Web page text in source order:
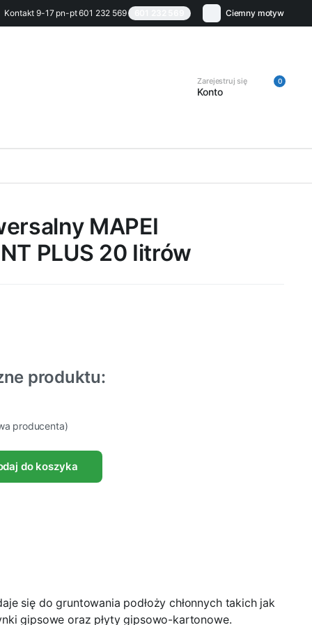
Kontakt 9-17 pn-pt 601 232 569 Ciemny motyw
Zarejestruj się
Konto
0
MAPEI
PLUS 20 Iitrów
produktu:
producenta)
do koszyka
się do gruntowania podłoży chłonnych takich jak
gipsowe oraz płyty gipsowo-kartonowe.